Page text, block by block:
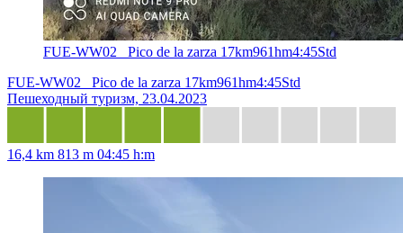
FUE-WW02_ Pico de la zarza 17km961hm4:45Std
FUE-WW02_ Pico de la zarza 17km961hm4:45Std
Пешеходный туризм, 23.04.2023
16,4 km 813 m 04:45 h:m